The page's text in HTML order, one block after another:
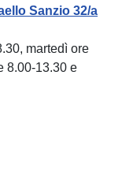
Sanzio 32/a
martedì ore
8.00-13.30 e